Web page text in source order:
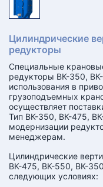
Цилиндрические
редукторы
Специальные
редукторы ВК-350,
использования в
грузоподъемных
осуществляет
Тип ВК-350, ВК-475,
модернизации
менеджерам.
Цилиндрические
ВК-475, ВК-550, ВК-
следующих условиях: